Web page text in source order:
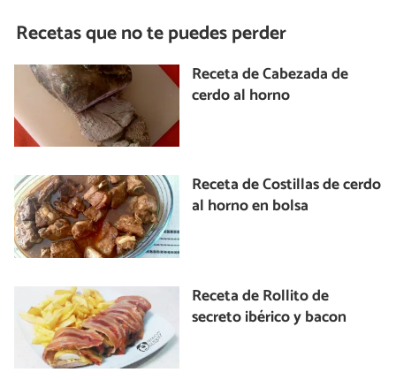
Recetas que no te puedes perder
Receta de Cabezada de
cerdo al horno
Receta de Costillas de cerdo
al horno en bolsa
Receta de Rollito de
secreto ibérico y bacon